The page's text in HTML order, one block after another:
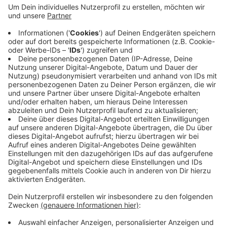
Anzeige
Die Sanierungsarbeiten erfolgen in zwei Abschnitten.
Der Verkehr zwischen Tiggelstraße und Nimweger wird
mit einer Ampel geregelt. Die Zufahrten in die Große
Straße und die Straße In d. Hand werden für die Dauer
der Bauarbeiten voll gesperrt. Eine Umleitung wird
ausgeschildert. Die Arbeiten dauern voraussichtlich
zwei Wochen.
Anzeige